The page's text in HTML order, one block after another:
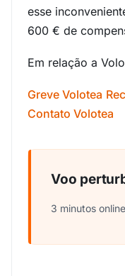
esse
600 € de
Em relação a
Greve Volotea
Contato Volotea
Voo
3 minutos